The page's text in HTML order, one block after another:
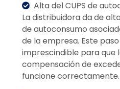
Alta del CUPS de
La distribuidora da de
de autoconsumo
de la empresa. Este
imprescindible para que
compensación de
funcione correctamente.